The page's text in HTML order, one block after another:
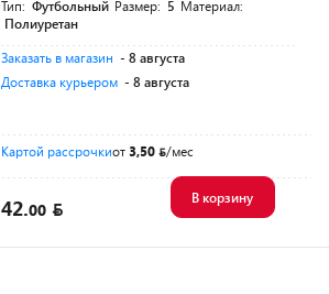
Тип: Футбольный Размер: 5 Материал:
Полиуретан
Заказать в магазин - 8 августа
Доставка курьером - 8 августа
Картой рассрочкиот3,50 /мес
42.00
В корзину